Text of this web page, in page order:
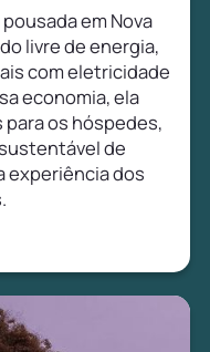
em Nova
livre de energia,
com eletricidade
economia, ela
os hóspedes,
de
experiência dos